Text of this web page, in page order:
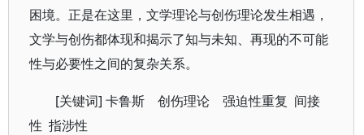
困境。正是在这里，文学理论与创伤理论发生相遇，
文学与创伤都体现和揭示了知与未知、再现的不可能
性与必要性之间的复杂关系。
[关键词] 卡鲁斯 创伤理论 强迫性重复 间接
性 指涉性